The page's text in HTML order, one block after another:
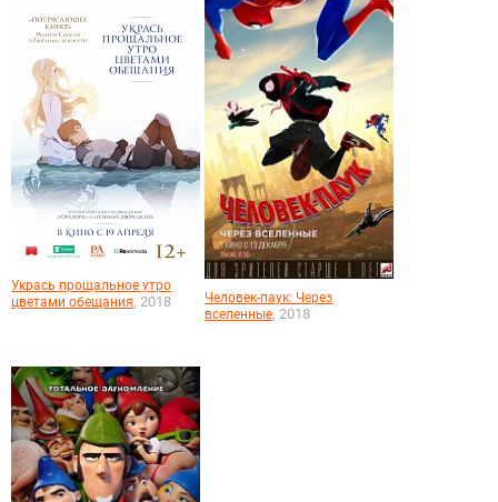
Укрась прощальное утро
цветами обещания, 2018
Человек-паук: Через
вселенные, 2018